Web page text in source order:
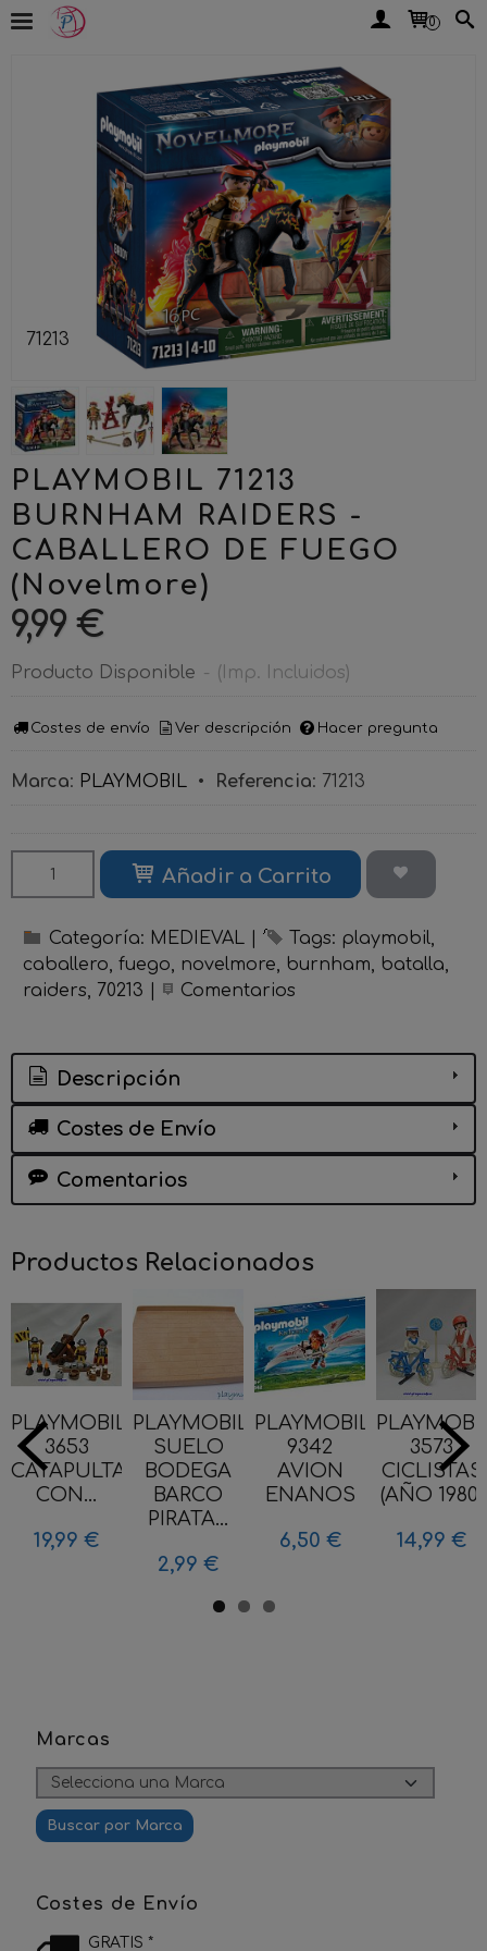
0
Marcas
Costes de Envío
GRATIS *
71213
PLAYMOBIL 71213
BURNHAM RAIDERS -
CABALLERO DE FUEGO
(Novelmore)
9,99 €
Producto Disponible - (Imp. Incluidos)
Costes de envío Ver descripción Hacer pregunta
Marca: PLAYMOBIL • Referencia: 71213
Añadir a Carrito
Categoría: MEDIEVAL Tags: playmobil
caballero fuego novelmore burnham
batalla
raiders
70213 Comentarios
Descripción
Costes de Envío
Comentarios
Productos Relacionados
PLAYMOBIL
3653
CATAPULTA
CON...
19,99 €
PLAYMOBIL
SUELO
BODEGA
BARCO
PIRATA...
2,99 €
PLAYMOBIL
9342
AVION
ENANOS
6,50 €
3573
CICLISTAS
(AÑO 1980)
14,99 €